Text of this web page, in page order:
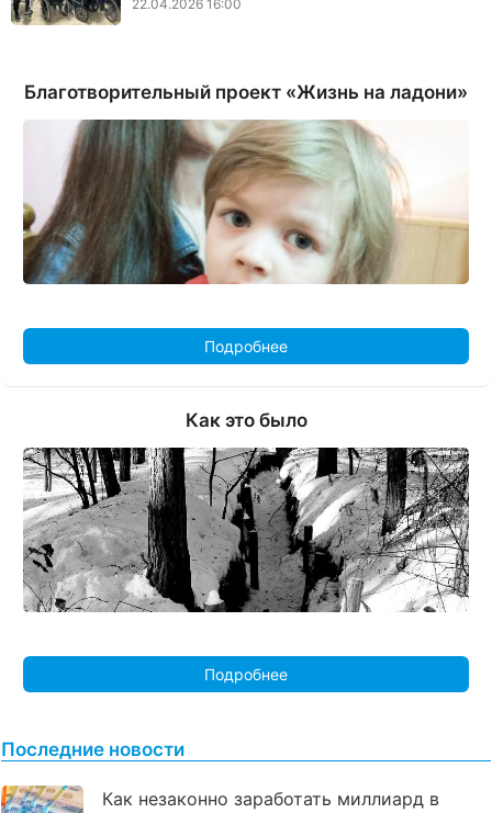
22.04.2026 16:00
Благотворительный проект «Жизнь на ладони»
Подробнее
Как это было
Подробнее
Последние новости
Как незаконно заработать миллиард в